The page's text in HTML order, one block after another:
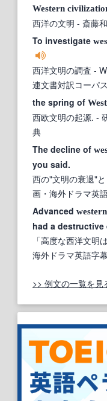
Western
西洋の文明 - 斎藤
To investigate
西洋文明の調査 -
連文書対訳コーパス
the spring of
西欧文明の起源. -
典
The decline of
you said.
西の"文明の衰退"
画・海外ドラマ英
Advanced western
had a destructive
「高度な西洋文明
海外ドラマ英語字
>> 例文の一覧を見